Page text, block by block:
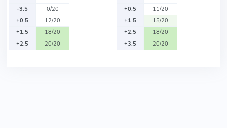
-3.5
0/20
+0.5
12/20
+1.5
18/20
+2.5
20/20
+0.5
11/20
+1.5
15/20
+2.5
18/20
+3.5
20/20